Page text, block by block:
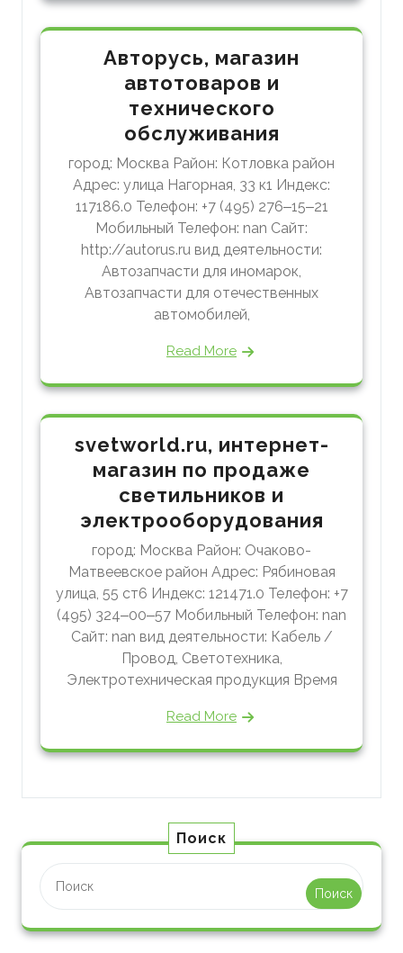
Авторусь, магазин
автотоваров и
технического
обслуживания
город: Москва Район: Котловка район
Адрес: улица Нагорная, 33 к1 Индекс:
117186.0 Телефон: +7 (495) 276‒15‒21
Мобильный Телефон: nan Сайт:
http://autorus.ru вид деятельности:
Автозапчасти для иномарок,
Автозапчасти для отечественных
автомобилей,
Read More
svetworld.ru, интернет-
магазин по продаже
светильников и
электрооборудования
город: Москва Район: Очаково-
Матвеевское район Адрес: Рябиновая
улица, 55 ст6 Индекс: 121471.0 Телефон: +7
(495) 324‒00‒57 Мобильный Телефон: nan
Сайт: nan вид деятельности: Кабель /
Провод, Светотехника,
Электротехническая продукция Время
Read More
Поиск
Поиск